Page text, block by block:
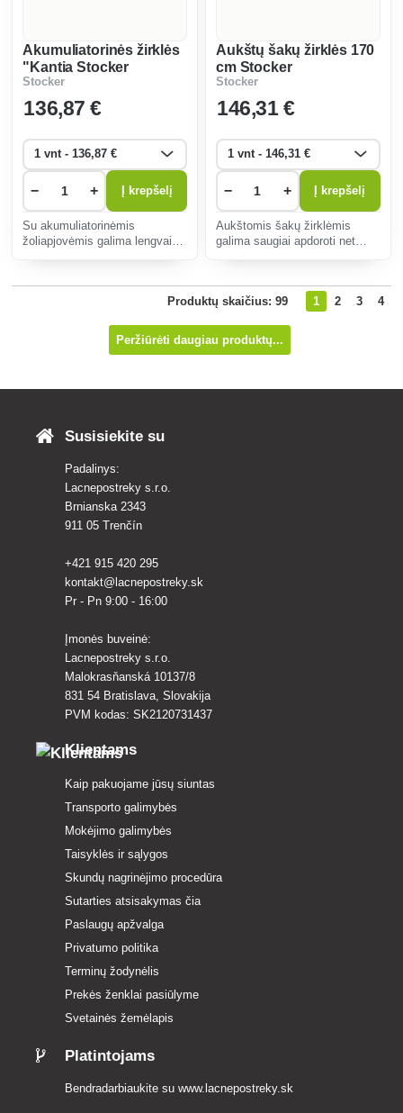
Akumuliatorinės žirklės
"Kantia Stocker
Stocker
136,87 €
− + Į krepšelį
Su akumuliatorinėmis
žoliapjovėmis galima lengvai ir
dizainas mažina nuovargį, o
ilgas akumuliatoriaus veikimo
Aukštų šakų žirklės 170
cm Stocker
Stocker
146,31 €
− + Į krepšelį
Aukštomis šakų žirklėmis
galima saugiai apdoroti net
ir lengva konstrukcija užtikrina
patogų naudojimą ir tikslų
Produktų skaičius: 99 1 2 3 4
Peržiūrėti daugiau produktų...
Susisiekite su
Padalinys:
Lacnepostreky s.r.o.
Brnianska 2343
911 05 Trenčín
+421 915 420 295
kontakt@lacnepostreky.sk
Pr - Pn 9:00 - 16:00
Įmonės buveinė:
Lacnepostreky s.r.o.
Malokrasňanská 10137/8
831 54 Bratislava, Slovakija
PVM kodas: SK2120731437
Klientams
Kaip pakuojame jūsų siuntas
Transporto galimybės
Mokėjimo galimybės
Taisyklės ir sąlygos
Skundų nagrinėjimo procedūra
Sutarties atsisakymas čia
Paslaugų apžvalga
Privatumo politika
Terminų žodynėlis
Prekės ženklai pasiūlyme
Svetainės žemėlapis
Platintojams
Bendradarbiaukite su www.lacnepostreky.sk